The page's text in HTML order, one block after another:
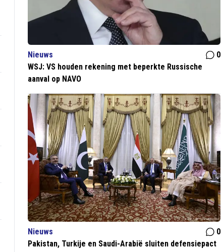
Nieuws
0
WSJ: VS houden rekening met beperkte Russische
aanval op NAVO
Nieuws
0
Pakistan, Turkije en Saudi-Arabië sluiten defensiepact